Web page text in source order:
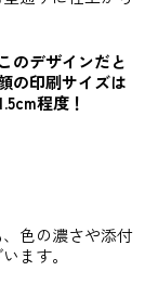
このデザインだと
の印刷サイズは
程度！
色の濃さや添付
ます。